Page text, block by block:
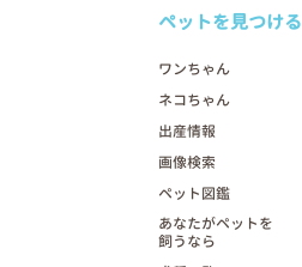
ペットを見つける
ワンちゃん
ネコちゃん
出産情報
画像検索
ペット図鑑
あなたがペットを
飼うなら